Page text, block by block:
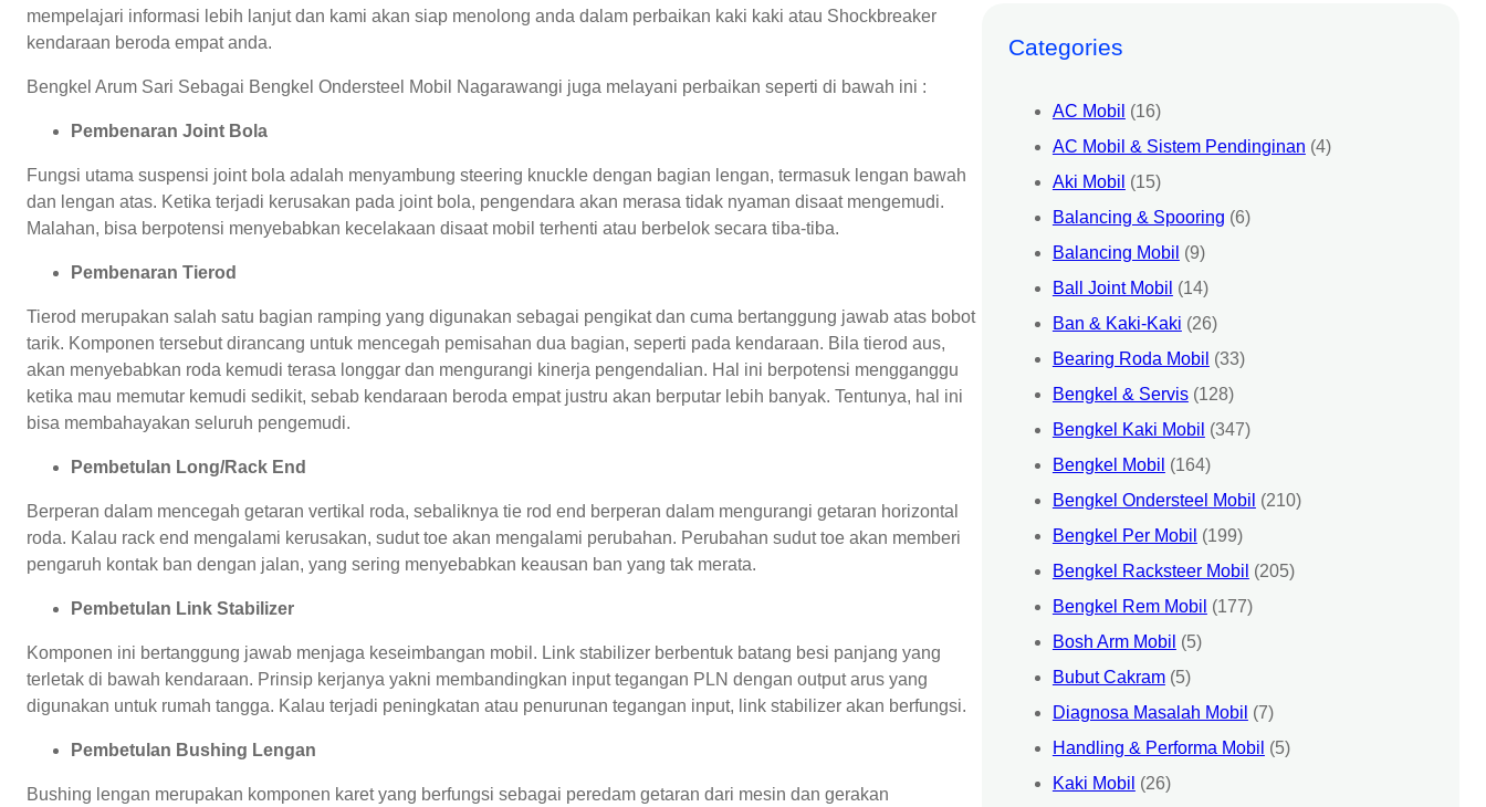
mempelajari informasi lebih lanjut dan kami akan siap menolong anda dalam perbaikan kaki kaki atau Shockbreaker
kendaraan beroda empat anda.
Bengkel Arum Sari Sebagai Bengkel Ondersteel Mobil Nagarawangi juga melayani perbaikan seperti di bawah ini :
Pembenaran Joint Bola
Fungsi utama suspensi joint bola adalah menyambung steering knuckle dengan bagian lengan, termasuk lengan bawah
dan lengan atas. Ketika terjadi kerusakan pada joint bola, pengendara akan merasa tidak nyaman disaat mengemudi.
Malahan, bisa berpotensi menyebabkan kecelakaan disaat mobil terhenti atau berbelok secara tiba-tiba.
Pembenaran Tierod
Tierod merupakan salah satu bagian ramping yang digunakan sebagai pengikat dan cuma bertanggung jawab atas bobot
tarik. Komponen tersebut dirancang untuk mencegah pemisahan dua bagian, seperti pada kendaraan. Bila tierod aus,
akan menyebabkan roda kemudi terasa longgar dan mengurangi kinerja pengendalian. Hal ini berpotensi mengganggu
ketika mau memutar kemudi sedikit, sebab kendaraan beroda empat justru akan berputar lebih banyak. Tentunya, hal ini
bisa membahayakan seluruh pengemudi.
Pembetulan Long/Rack End
Berperan dalam mencegah getaran vertikal roda, sebaliknya tie rod end berperan dalam mengurangi getaran horizontal
roda. Kalau rack end mengalami kerusakan, sudut toe akan mengalami perubahan. Perubahan sudut toe akan memberi
pengaruh kontak ban dengan jalan, yang sering menyebabkan keausan ban yang tak merata.
Pembetulan Link Stabilizer
Komponen ini bertanggung jawab menjaga keseimbangan mobil. Link stabilizer berbentuk batang besi panjang yang
terletak di bawah kendaraan. Prinsip kerjanya yakni membandingkan input tegangan PLN dengan output arus yang
digunakan untuk rumah tangga. Kalau terjadi peningkatan atau penurunan tegangan input, link stabilizer akan berfungsi.
Pembetulan Bushing Lengan
Bushing lengan merupakan komponen karet yang berfungsi sebagai peredam getaran dari mesin dan gerakan
Categories
AC Mobil (16)
AC Mobil & Sistem Pendinginan (4)
Aki Mobil (15)
Balancing & Spooring (6)
Balancing Mobil (9)
Ball Joint Mobil (14)
Ban & Kaki-Kaki (26)
Bearing Roda Mobil (33)
Bengkel & Servis(128)
Bengkel Kaki Mobil (347)
Bengkel Mobil (164)
Bengkel Ondersteel Mobil (210)
Bengkel Per Mobil (199)
Bengkel Racksteer Mobil (205)
Bengkel Rem Mobil (177)
Bosh Arm Mobil (5)
Bubut Cakram(5)
Diagnosa Masalah Mobil (7)
Handling & Performa Mobil (5)
Kaki Mobil (26)